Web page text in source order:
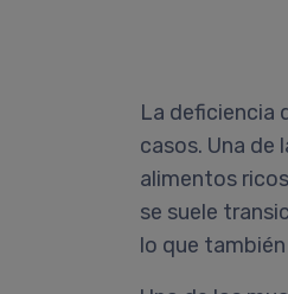
La deficiencia
casos. Una de
alimentos
se suele
lo que